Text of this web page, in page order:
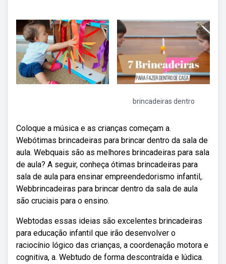
brincadeiras dentro
Coloque a música e as crianças começam a.
Webótimas brincadeiras para brincar dentro da sala de
aula. Webquais são as melhores brincadeiras para sala
de aula? A seguir, conheça ótimas brincadeiras para
sala de aula para ensinar empreendedorismo infantil,.
Webbrincadeiras para brincar dentro da sala de aula
são cruciais para o ensino.
Webtodas essas ideias são excelentes brincadeiras
para educação infantil que irão desenvolver o
raciocínio lógico das crianças, a coordenação motora e
cognitiva, a. Webtudo de forma descontraída e lúdica.